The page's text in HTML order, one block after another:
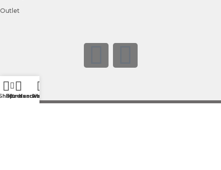
Outlet
Filtrera
Kundservice
Kundvagn
Meny